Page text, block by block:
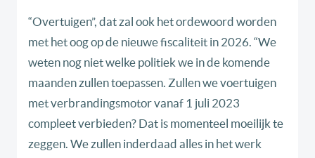
“Overtuigen”, dat zal ook het ordewoord worden
met het oog op de nieuwe fiscaliteit in 2026. “We
weten nog niet welke politiek we in de komende
maanden zullen toepassen. Zullen we voertuigen
met verbrandingsmotor vanaf 1 juli 2023
compleet verbieden? Dat is momenteel moeilijk te
zeggen. We zullen inderdaad alles in het werk